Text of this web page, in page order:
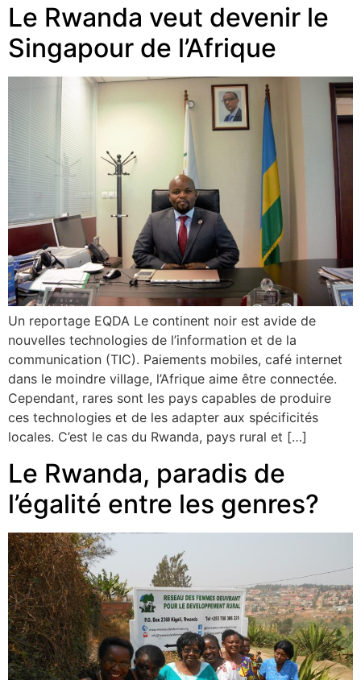
Le Rwanda veut devenir le
Singapour de l’Afrique
Un reportage EQDA Le continent noir est avide de
nouvelles technologies de l’information et de la
communication (TIC). Paiements mobiles, café internet
dans le moindre village, l’Afrique aime être connectée.
Cependant, rares sont les pays capables de produire
ces technologies et de les adapter aux spécificités
locales. C’est le cas du Rwanda, pays rural et […]
Le Rwanda, paradis de
l’égalité entre les genres?